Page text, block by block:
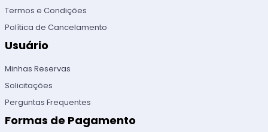
Termos e Condições
Política de Cancelamento
Usuário
Minhas Reservas
Solicitações
Perguntas Frequentes
Formas de Pagamento